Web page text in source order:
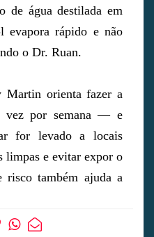
de água destilada em
evapora rápido e não
o Dr. Ruan.
Martin orienta fazer a
vez por semana — e
for levado a locais
limpas e evitar expor o
risco também ajuda a